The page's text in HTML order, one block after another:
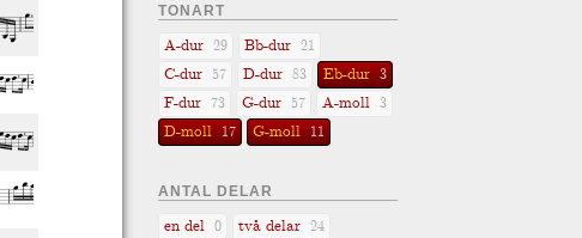
TONART
A-dur 29 Bb-dur 21
C-dur 57 D-dur 83 Eb-dur 3
F-dur 73 G-dur 57 A-moll 3
D-moll 17 G-moll 11
ANTAL DELAR
en del 0 två delar 24